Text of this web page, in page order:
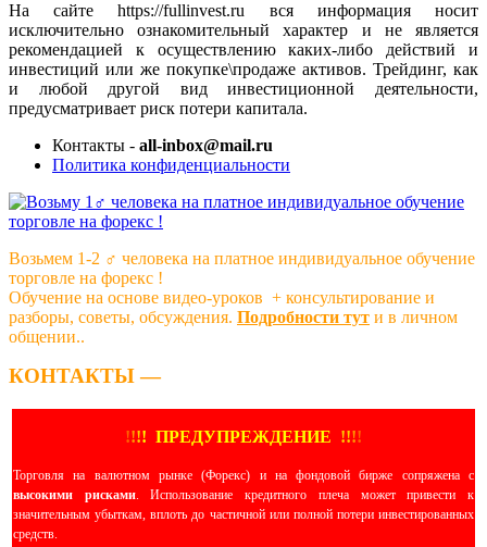
На сайте https://fullinvest.ru вся информация носит
исключительно ознакомительный характер и не является
рекомендацией к осуществлению каких-либо действий и
инвестиций или же покупке\продаже активов. Трейдинг, как
и любой другой вид инвестиционной деятельности,
предусматривает риск потери капитала.
Контакты - all-inbox@mail.ru
Политика конфиденциальности
Возьмем 1-2 ‍♂️ человека на платное индивидуальное обучение
торговле на форекс !
Обучение на основе видео-уроков ️ + консультирование и
разборы, советы, обсуждения. Подробности тут и в личном
общении..
КОНТАКТЫ —
!!!! ПРЕДУПРЕЖДЕНИЕ !!!!
Торговля на валютном рынке (Форекс) и на фондовой бирже сопряжена с
высокими рисками. Использование кредитного плеча может привести к
значительным убыткам, вплоть до частичной или полной потери инвестированных
средств.